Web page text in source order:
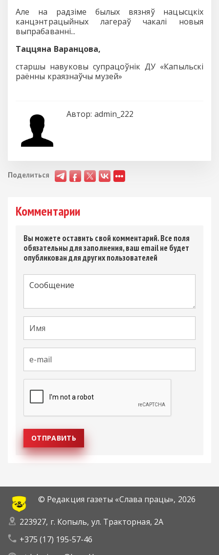
Але на радзіме былых вязняў нацысцкіх
канцэнтрацыйных лагераў чакалі новыя
выпрабаванні...
Таццяна Варанцова,
старшы навуковы супрацоўнік ДУ «Капыльскі
раённы краязнаўчы музей»
Автор: admin_222
Поделиться
Комментарии
Вы можете оставить свой комментарий. Все поля
обязательны для заполнения, ваш email не будет
опубликован для других пользователей
© Редакция газеты «Слава працы», 2026
223927, г. Копыль, ул. Тракторная, 2А
+375 (17) 195-57-46